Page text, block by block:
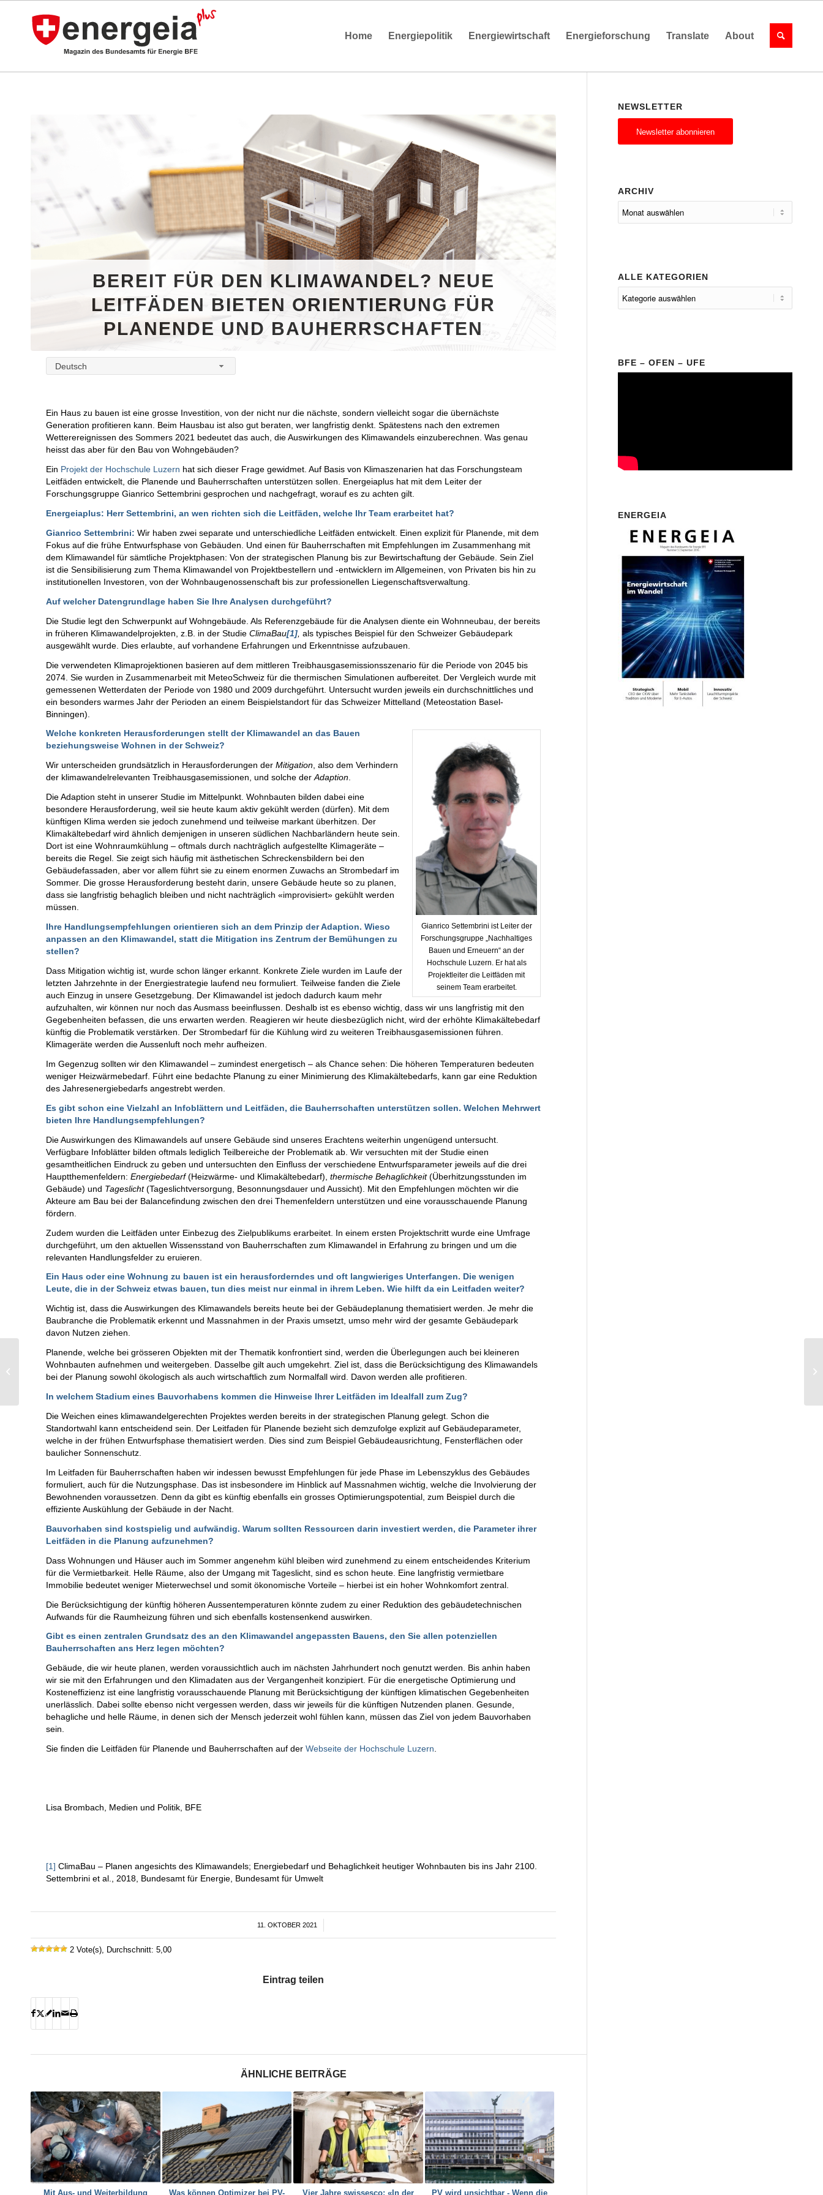
Home Energiepolitik Energiewirtschaft Energieforschung Translate About
BEREIT FÜR DEN KLIMAWANDEL? NEUE
LEITFÄDEN BIETEN ORIENTIERUNG FÜR
PLANENDE UND BAUHERRSCHAFTEN
Deutsch
Ein Haus zu bauen ist eine grosse Investition, von der nicht nur die nächste, sondern vielleicht sogar die übernächste
Generation profitieren kann. Beim Hausbau ist also gut beraten, wer langfristig denkt. Spätestens nach den extremen
Wetterereignissen des Sommers 2021 bedeutet das auch, die Auswirkungen des Klimawandels einzuberechnen. Was genau
heisst das aber für den Bau von Wohngebäuden?
Ein Projekt der Hochschule Luzern hat sich dieser Frage gewidmet. Auf Basis von Klimaszenarien hat das Forschungsteam
Leitfäden entwickelt, die Planende und Bauherrschaften unterstützen sollen. Energeiaplus hat mit dem Leiter der
Forschungsgruppe Gianrico Settembrini gesprochen und nachgefragt, worauf es zu achten gilt.
Energeiaplus: Herr Settembrini, an wen richten sich die Leitfäden, welche Ihr Team erarbeitet hat?
Gianrico Settembrini: Wir haben zwei separate und unterschiedliche Leitfäden entwickelt. Einen explizit für Planende, mit dem
Fokus auf die frühe Entwurfsphase von Gebäuden. Und einen für Bauherrschaften mit Empfehlungen im Zusammenhang mit
dem Klimawandel für sämtliche Projektphasen: Von der strategischen Planung bis zur Bewirtschaftung der Gebäude. Sein Ziel
ist die Sensibilisierung zum Thema Klimawandel von Projektbestellern und -entwicklern im Allgemeinen, von Privaten bis hin zu
institutionellen Investoren, von der Wohnbaugenossenschaft bis zur professionellen Liegenschaftsverwaltung.
Auf welcher Datengrundlage haben Sie Ihre Analysen durchgeführt?
Die Studie legt den Schwerpunkt auf Wohngebäude. Als Referenzgebäude für die Analysen diente ein Wohnneubau, der bereits
in früheren Klimawandelprojekten, z.B. in der Studie ClimaBau[1] als typisches Beispiel für den Schweizer Gebäudepark
ausgewählt wurde. Dies erlaubte, auf vorhandene Erfahrungen und Erkenntnisse aufzubauen.
Die verwendeten Klimaprojektionen basieren auf dem mittleren Treibhausgasemissionsszenario für die Periode von 2045 bis
2074. Sie wurden in Zusammenarbeit mit MeteoSchweiz für die thermischen Simulationen aufbereitet. Der Vergleich wurde mit
gemessenen Wetterdaten der Periode von 1980 und 2009 durchgeführt. Untersucht wurden jeweils ein durchschnittliches und
ein besonders warmes Jahr der Perioden an einem Beispielstandort für das Schweizer Mittelland (Meteostation Basel-
Binningen).
Gianrico Settembrini ist Leiter der
Forschungsgruppe „Nachhaltiges
Bauen und Erneuern“ an der
Hochschule Luzern. Er hat als
Projektleiter die Leitfäden mit
seinem Team erarbeitet.
Welche konkreten Herausforderungen stellt der Klimawandel an das Bauen
beziehungsweise Wohnen in der Schweiz?
Wir unterscheiden grundsätzlich in Herausforderungen der Mitigation, also dem Verhindern
der klimawandelrelevanten Treibhausgasemissionen, und solche derAdaption.
Die Adaption steht in unserer Studie im Mittelpunkt. Wohnbauten bilden dabei eine
besondere Herausforderung, weil sie heute kaum aktiv gekühlt werden (dürfen). Mit dem
künftigen Klima werden sie jedoch zunehmend und teilweise markant überhitzen. Der
Klimakältebedarf wird ähnlich demjenigen in unseren südlichen Nachbarländern heute sein.
Dort ist eine Wohnraumkühlung – oftmals durch nachträglich aufgestellte Klimageräte –
bereits die Regel. Sie zeigt sich häufig mit ästhetischen Schreckensbildern bei den
Gebäudefassaden, aber vor allem führt sie zu einem enormen Zuwachs an Strombedarf im
Sommer. Die grosse Herausforderung besteht darin, unsere Gebäude heute so zu planen,
dass sie langfristig behaglich bleiben und nicht nachträglich «improvisiert» gekühlt werden
müssen.
Ihre Handlungsempfehlungen orientieren sich an dem Prinzip der Adaption. Wieso
anpassen an den Klimawandel, statt die Mitigation ins Zentrum der Bemühungen zu
stellen?
Dass Mitigation wichtig ist, wurde schon länger erkannt. Konkrete Ziele wurden im Laufe der
letzten Jahrzehnte in der Energiestrategie laufend neu formuliert. Teilweise fanden die Ziele
auch Einzug in unsere Gesetzgebung. Der Klimawandel ist jedoch dadurch kaum mehr
aufzuhalten, wir können nur noch das Ausmass beeinflussen. Deshalb ist es ebenso wichtig, dass wir uns langfristig mit den
Gegebenheiten befassen, die uns erwarten werden. Reagieren wir heute diesbezüglich nicht, wird der erhöhte Klimakältebedarf
künftig die Problematik verstärken. Der Strombedarf für die Kühlung wird zu weiteren Treibhausgasemissionen führen.
Klimageräte werden die Aussenluft noch mehr aufheizen.
Im Gegenzug sollten wir den Klimawandel – zumindest energetisch – als Chance sehen: Die höheren Temperaturen bedeuten
weniger Heizwärmebedarf. Führt eine bedachte Planung zu einer Minimierung des Klimakältebedarfs, kann gar eine Reduktion
des Jahresenergiebedarfs angestrebt werden.
Es gibt schon eine Vielzahl an Infoblättern und Leitfäden, die Bauherrschaften unterstützen sollen. Welchen Mehrwert
bieten Ihre Handlungsempfehlungen?
Die Auswirkungen des Klimawandels auf unsere Gebäude sind unseres Erachtens weiterhin ungenügend untersucht.
Verfügbare Infoblätter bilden oftmals lediglich Teilbereiche der Problematik ab. Wir versuchten mit der Studie einen
gesamtheitlichen Eindruck zu geben und untersuchten den Einfluss der verschiedene Entwurfsparameter jeweils auf die drei
Hauptthemenfeldern: Energiebedarf(Heizwärme- und Klimakältebedarf), thermische Behaglichkeit(Überhitzungsstunden im
Gebäude) und Tageslicht(Tageslichtversorgung, Besonnungsdauer und Aussicht). Mit den Empfehlungen möchten wir die
Akteure am Bau bei der Balancefindung zwischen den drei Themenfeldern unterstützen und eine vorausschauende Planung
fördern.
Zudem wurden die Leitfäden unter Einbezug des Zielpublikums erarbeitet. In einem ersten Projektschritt wurde eine Umfrage
durchgeführt, um den aktuellen Wissensstand von Bauherrschaften zum Klimawandel in Erfahrung zu bringen und um die
relevanten Handlungsfelder zu eruieren.
Ein Haus oder eine Wohnung zu bauen ist ein herausforderndes und oft langwieriges Unterfangen. Die wenigen
Leute, die in der Schweiz etwas bauen, tun dies meist nur einmal in ihrem Leben. Wie hilft da ein Leitfaden weiter?
Wichtig ist, dass die Auswirkungen des Klimawandels bereits heute bei der Gebäudeplanung thematisiert werden. Je mehr die
Baubranche die Problematik erkennt und Massnahmen in der Praxis umsetzt, umso mehr wird der gesamte Gebäudepark
davon Nutzen ziehen.
Planende, welche bei grösseren Objekten mit der Thematik konfrontiert sind, werden die Überlegungen auch bei kleineren
Wohnbauten aufnehmen und weitergeben. Dasselbe gilt auch umgekehrt. Ziel ist, dass die Berücksichtigung des Klimawandels
bei der Planung sowohl ökologisch als auch wirtschaftlich zum Normalfall wird. Davon werden alle profitieren.
In welchem Stadium eines Bauvorhabens kommen die Hinweise Ihrer Leitfäden im Idealfall zum Zug?
Die Weichen eines klimawandelgerechten Projektes werden bereits in der strategischen Planung gelegt. Schon die
Standortwahl kann entscheidend sein. Der Leitfaden für Planende bezieht sich demzufolge explizit auf Gebäudeparameter,
welche in der frühen Entwurfsphase thematisiert werden. Dies sind zum Beispiel Gebäudeausrichtung, Fensterflächen oder
baulicher Sonnenschutz.
Im Leitfaden für Bauherrschaften haben wir indessen bewusst Empfehlungen für jede Phase im Lebenszyklus des Gebäudes
formuliert, auch für die Nutzungsphase. Das ist insbesondere im Hinblick auf Massnahmen wichtig, welche die Involvierung der
Bewohnenden voraussetzen. Denn da gibt es künftig ebenfalls ein grosses Optimierungspotential, zum Beispiel durch die
effiziente Auskühlung der Gebäude in der Nacht.
Bauvorhaben sind kostspielig und aufwändig. Warum sollten Ressourcen darin investiert werden, die Parameter ihrer
Leitfäden in die Planung aufzunehmen?
Dass Wohnungen und Häuser auch im Sommer angenehm kühl bleiben wird zunehmend zu einem entscheidendes Kriterium
für die Vermietbarkeit. Helle Räume, also der Umgang mit Tageslicht, sind es schon heute. Eine langfristig vermietbare
Immobilie bedeutet weniger Mieterwechsel und somit ökonomische Vorteile – hierbei ist ein hoher Wohnkomfort zentral.
Die Berücksichtigung der künftig höheren Aussentemperaturen könnte zudem zu einer Reduktion des gebäudetechnischen
Aufwands für die Raumheizung führen und sich ebenfalls kostensenkend auswirken.
Gibt es einen zentralen Grundsatz des an den Klimawandel angepassten Bauens, den Sie allen potenziellen
Bauherrschaften ans Herz legen möchten?
Gebäude, die wir heute planen, werden voraussichtlich auch im nächsten Jahrhundert noch genutzt werden. Bis anhin haben
wir sie mit den Erfahrungen und den Klimadaten aus der Vergangenheit konzipiert. Für die energetische Optimierung und
Kosteneffizienz ist eine langfristig vorausschauende Planung mit Berücksichtigung der künftigen klimatischen Gegebenheiten
unerlässlich. Dabei sollte ebenso nicht vergessen werden, dass wir jeweils für die künftigen Nutzenden planen. Gesunde,
behagliche und helle Räume, in denen sich der Mensch jederzeit wohl fühlen kann, müssen das Ziel von jedem Bauvorhaben
sein.
Sie finden die Leitfäden für Planende und Bauherrschaften auf der Webseite der Hochschule Luzern.
Lisa Brombach, Medien und Politik, BFE
[1] ClimaBau – Planen angesichts des Klimawandels; Energiebedarf und Behaglichkeit heutiger Wohnbauten bis ins Jahr 2100.
Settembrini et al., 2018, Bundesamt für Energie, Bundesamt für Umwelt
11. OKTOBER 2021
/
2 Vote(s), Durchschnitt: 5,00
Eintrag teilen
ÄHNLICHE BEITRÄGE
Mit Aus- und Weiterbildung Was können Optimizer bei PV- Vier Jahre swissesco: «In der PV wird unsichtbar - Wenn die
NEWSLETTER
Newsletter abonnieren
ARCHIV
ALLE KATEGORIEN
BFE – OFEN – UFE
ENERGEIA
5 conseils pour garder
la chaleur estivale en